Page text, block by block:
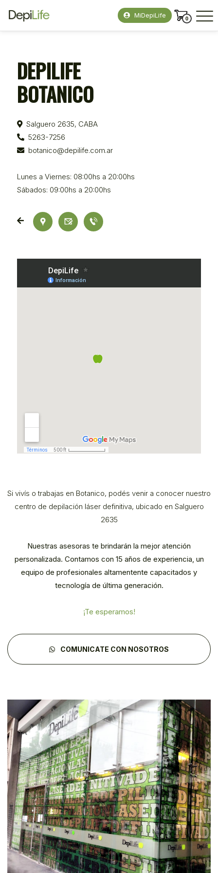
MiDepiLife 0
DEPILIFE
BOTANICO
Salguero 2635, CABA
5263-7256
botanico@depilife.com.ar
Lunes a Viernes: 08:00hs a 20:00hs
Sábados: 09:00hs a 20:00hs
Si vivís o trabajas en Botanico, podés venir a conocer nuestro
centro de depilación láser definitiva, ubicado en Salguero
2635
Nuestras asesoras te brindarán la mejor atención
personalizada. Contamos con 15 años de experiencia, un
equipo de profesionales altamentente capacitados y
tecnología de última generación.
¡Te esperamos!
COMUNICATE CON NOSOTROS